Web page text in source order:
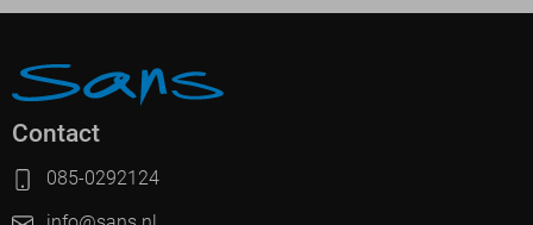
Contact
085-0292124